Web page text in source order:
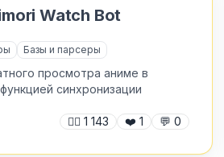
Watch Bot
Базы и парсеры
просмотра аниме в
синхронизации
🙍‍♂️ 1 143 ❤️ 1 💬 0